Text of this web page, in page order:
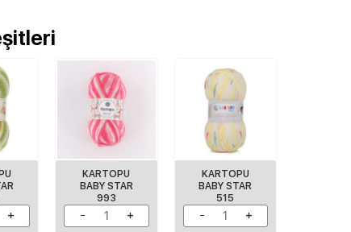
KARTOPU
BABY STAR
993
KARTOPU
BABY STAR
515